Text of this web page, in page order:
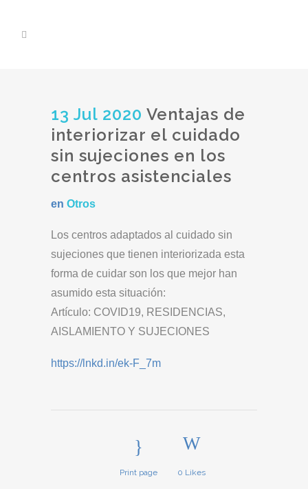
13 Jul 2020 Ventajas de
interiorizar el cuidado
sin sujeciones en los
centros asistenciales
en Otros
Los centros adaptados al cuidado sin
sujeciones que tienen interiorizada esta
forma de cuidar son los que mejor han
asumido esta situación:
Artículo: COVID19, RESIDENCIAS,
AISLAMIENTO Y SUJECIONES
https://lnkd.in/ek-F_7m
Print page 0 Likes